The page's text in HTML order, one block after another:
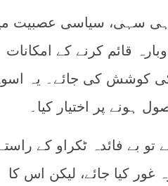
سہی، سیاسی عصبیت
قائم کرنے کے امکانات
کوشش کی جائے۔ یہ اسوہ
پر اختیار کیا۔
بے فائدہ ٹکراو کے
غور کیا جائے، لیکن اس کا